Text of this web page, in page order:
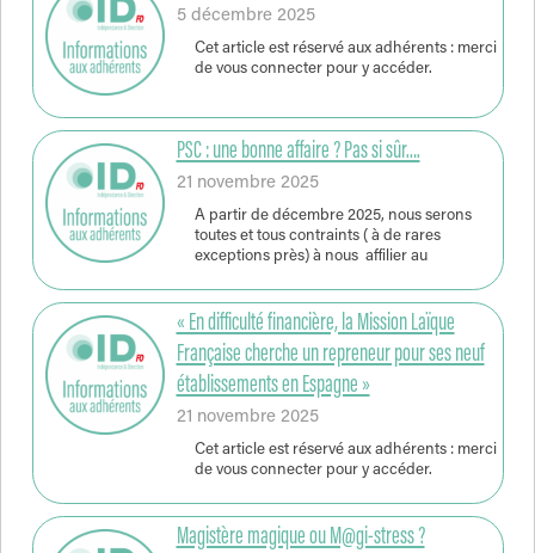
5 décembre 2025
Cet article est réservé aux adhérents : merci
de vous connecter pour y accéder.
PSC : une bonne affaire ? Pas si sûr….
21 novembre 2025
A partir de décembre 2025, nous serons
toutes et tous contraints ( à de rares
exceptions près) à nous affilier au
« En difficulté financière, la Mission Laïque
Française cherche un repreneur pour ses neuf
établissements en Espagne »
21 novembre 2025
Cet article est réservé aux adhérents : merci
de vous connecter pour y accéder.
Magistère magique ou M@gi-stress ?